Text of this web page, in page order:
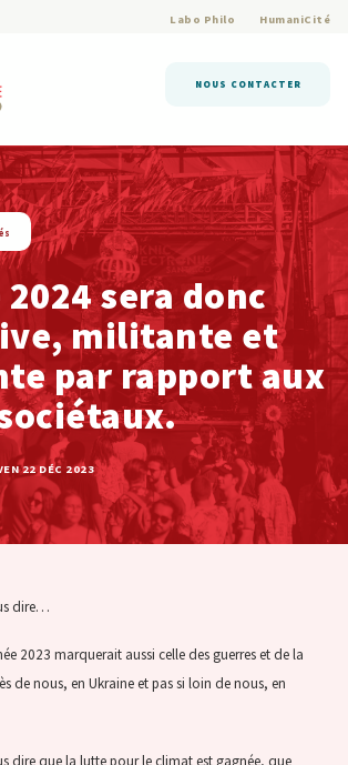
Labo Philo HumaniCité
NOUS CONTACTER
»
2024 sera donc
militante et
par rapport aux
22 DÉC 2023
dire…
2023 marquerait aussi celle des guerres et de la
nous, en Ukraine et pas si loin de nous, en
dire que la lutte pour le climat est gagnée, que